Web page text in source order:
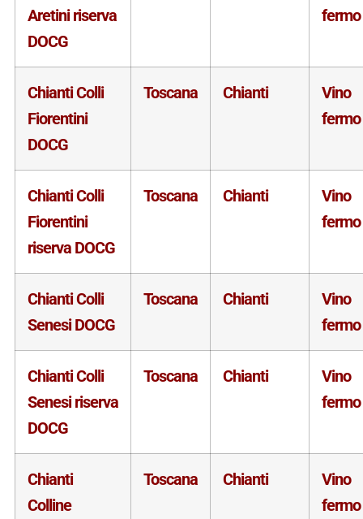
Aretini riserva
DOCG
fermo
Chianti Colli
Fiorentini
DOCG
Toscana Chianti
Vino
fermo
Chianti Colli
Fiorentini
riserva DOCG
Toscana Chianti
Vino
fermo
Chianti Colli
Senesi DOCG
Toscana Chianti
Vino
fermo
Chianti Colli
Senesi riserva
DOCG
Toscana Chianti
Vino
fermo
Chianti
Colline
Toscana Chianti
Vino
fermo